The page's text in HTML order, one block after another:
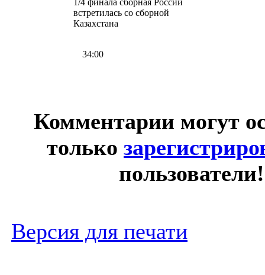
встретилась со сборной
Казахстана
34:00
Комментарии могут
только
пользователи!
Версия для печати